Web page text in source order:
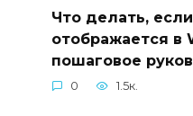
Что делать,
отображается в
пошаговое
0 1.5к.